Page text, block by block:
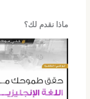
ماذا نقدم لك؟